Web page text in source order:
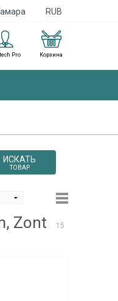
RUB
Корзина
Pro
ИСКАТЬ
ТОВАР
Zont
15